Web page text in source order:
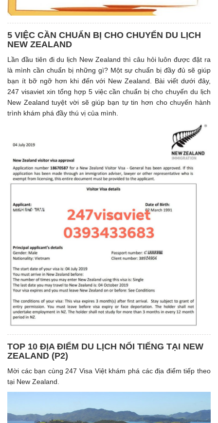
5 VIỆC CẦN CHUẨN BỊ CHO CHUYỂN DU LỊCH
NEW ZEALAND
Lần đầu tiên đi du lịch New Zealand thì câu hỏi luôn được đặt ra
là mình cần chuẩn bị những gì? Một sự chuẩn bị đầy đủ sẽ giúp
bạn ít bỡ ngỡ hơn khi đến với New Zealand. Bài viết dưới đây,
247 visaviet xin tổng hợp 5 việc cần chuẩn bị cho chuyến du lịch
New Zealand tuyệt vời sẽ giúp bạn tự tin hơn cho chuyến hành
trình khám phá đầy thú vị của mình.
TOP 10 ĐỊA ĐIỂM DU LỊCH NỔI TIẾNG TẠI NEW
ZEALAND (P2)
Mời các bạn cùng 247 Visa Việt khám phá các địa điểm tiếp theo
tại New Zealand.